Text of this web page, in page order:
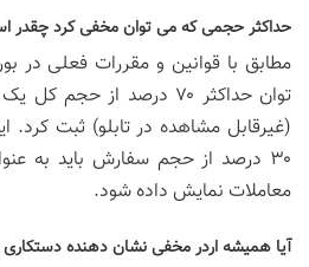
حداکثر حجمی که می توان مخفی کرد چقدر
مطابق با قوانین و مقررات فعلی در
توان حداکثر ۷۰ درصد از
(غیرقابل مشاهده در تابلو) ثبت
۳۰ درصد از حجم سفارش باید به
معاملات نمایش داده شود.
آیا همیشه اردر مخفی نشان دهنده دستکاری